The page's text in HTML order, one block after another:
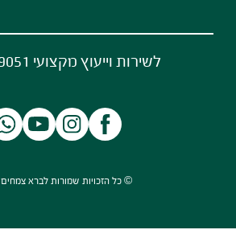
לשירות וייעוץ מקצועי 04-9899051
© כל הזכויות שמורות לברא צמחים 2019